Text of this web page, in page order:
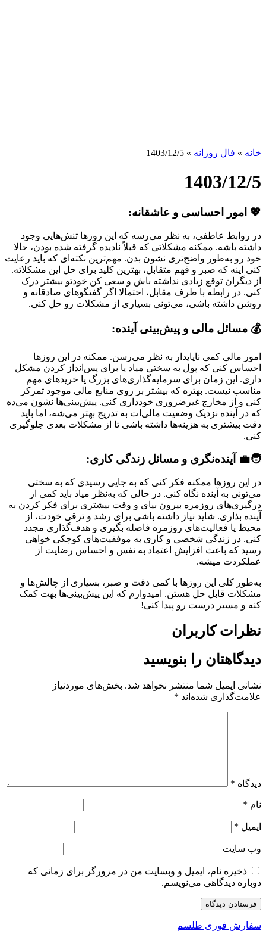
خانه » فال روزانه »
1403/12/5
1403/12/5
💖 امور احساسی و عاشقانه:
در روابط عاطفی، به نظر می‌رسه که این روزها تنش‌هایی وجود
داشته باشه. ممکنه مشکلاتی که قبلاً نادیده گرفته شده بودن، حالا
خود رو به‌طور واضح‌تری نشون بدن. مهم‌ترین نکته‌ای که باید رعایت
کنی اینه که صبر و فهم متقابل، بهترین کلید برای حل این مشکلاته.
از دیگران توقع زیادی نداشته باش و سعی کن خودتو بیشتر درک
کنی. در رابطه با طرف مقابل، احتمالا اگر گفتگوهای صادقانه و
روشن داشته باشی، می‌تونی بسیاری از مشکلات رو حل کنی.
💰 مسائل مالی و پیش‌بینی آینده:
امور مالی کمی ناپایدار به نظر می‌رسن. ممکنه در این روزها
احساس کنی که پول به سختی میاد یا برای پس‌انداز کردن مشکل
داری. این زمان برای سرمایه‌گذاری‌های بزرگ یا خریدهای مهم
مناسب نیست. بهتره که بیشتر بر روی منابع مالی موجود تمرکز
کنی و از مخارج غیرضروری خودداری کنی. پیش‌بینی‌ها نشون می‌ده
که در آینده نزدیک وضعیت مالی‌ات به تدریج بهتر می‌شه، اما باید
دقت بیشتری به هزینه‌ها داشته باشی تا از مشکلات بعدی جلوگیری
کنی.
🧑‍💼 آینده‌نگری و مسائل زندگی کاری:
در این روزها ممکنه فکر کنی که به جایی رسیدی که به سختی
می‌تونی به آینده نگاه کنی. در حالی که به‌نظر میاد باید کمی از
درگیری‌های روزمره بیرون بیای و وقت بیشتری برای فکر کردن به
آینده بذاری. شاید نیاز داشته باشی برای رشد و ترقی خودت، از
محیط یا فعالیت‌های روزمره فاصله بگیری و هدف‌گذاری مجدد
کنی. در زندگی شخصی و کاری به موفقیت‌های کوچکی خواهی
رسید که باعث افزایش اعتماد به نفس و احساس رضایت از
عملکردت میشه.
به‌طور کلی این روزها با کمی دقت و صبر، بسیاری از چالش‌ها و
مشکلات قابل حل هستن. امیدوارم که این پیش‌بینی‌ها بهت کمک
کنه و مسیر درست رو پیدا کنی!
نظرات کاربران
دیدگاهتان را بنویسید
نشانی ایمیل شما منتشر نخواهد شد. بخش‌های موردنیاز
علامت‌گذاری شده‌اند *
دیدگاه *
نام *
ایمیل *
وب‌ سایت
ذخیره نام، ایمیل و وبسایت من در مرورگر برای زمانی که
دوباره دیدگاهی می‌نویسم.
سفارش فوری طلسم